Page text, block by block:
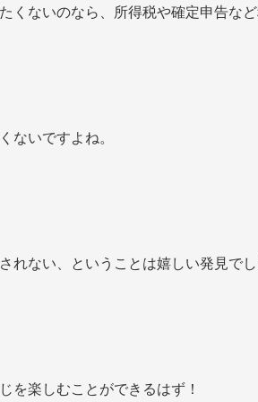
くないのなら、所得税や確定申告な
ないですよね。
れない、ということは嬉しい発見でし
を楽しむことができるはず！